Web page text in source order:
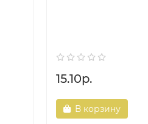
15.10р.
В корзину